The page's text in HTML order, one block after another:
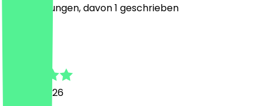
Bewertungen, davon 1 geschrieben
27. Juni 2026